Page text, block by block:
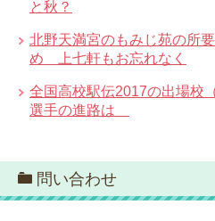
と秋？
北野天満宮のもみじ苑の所
め 上七軒もお忘れなく
全国高校駅伝2017の出場
選手の進路は
問い合わせ